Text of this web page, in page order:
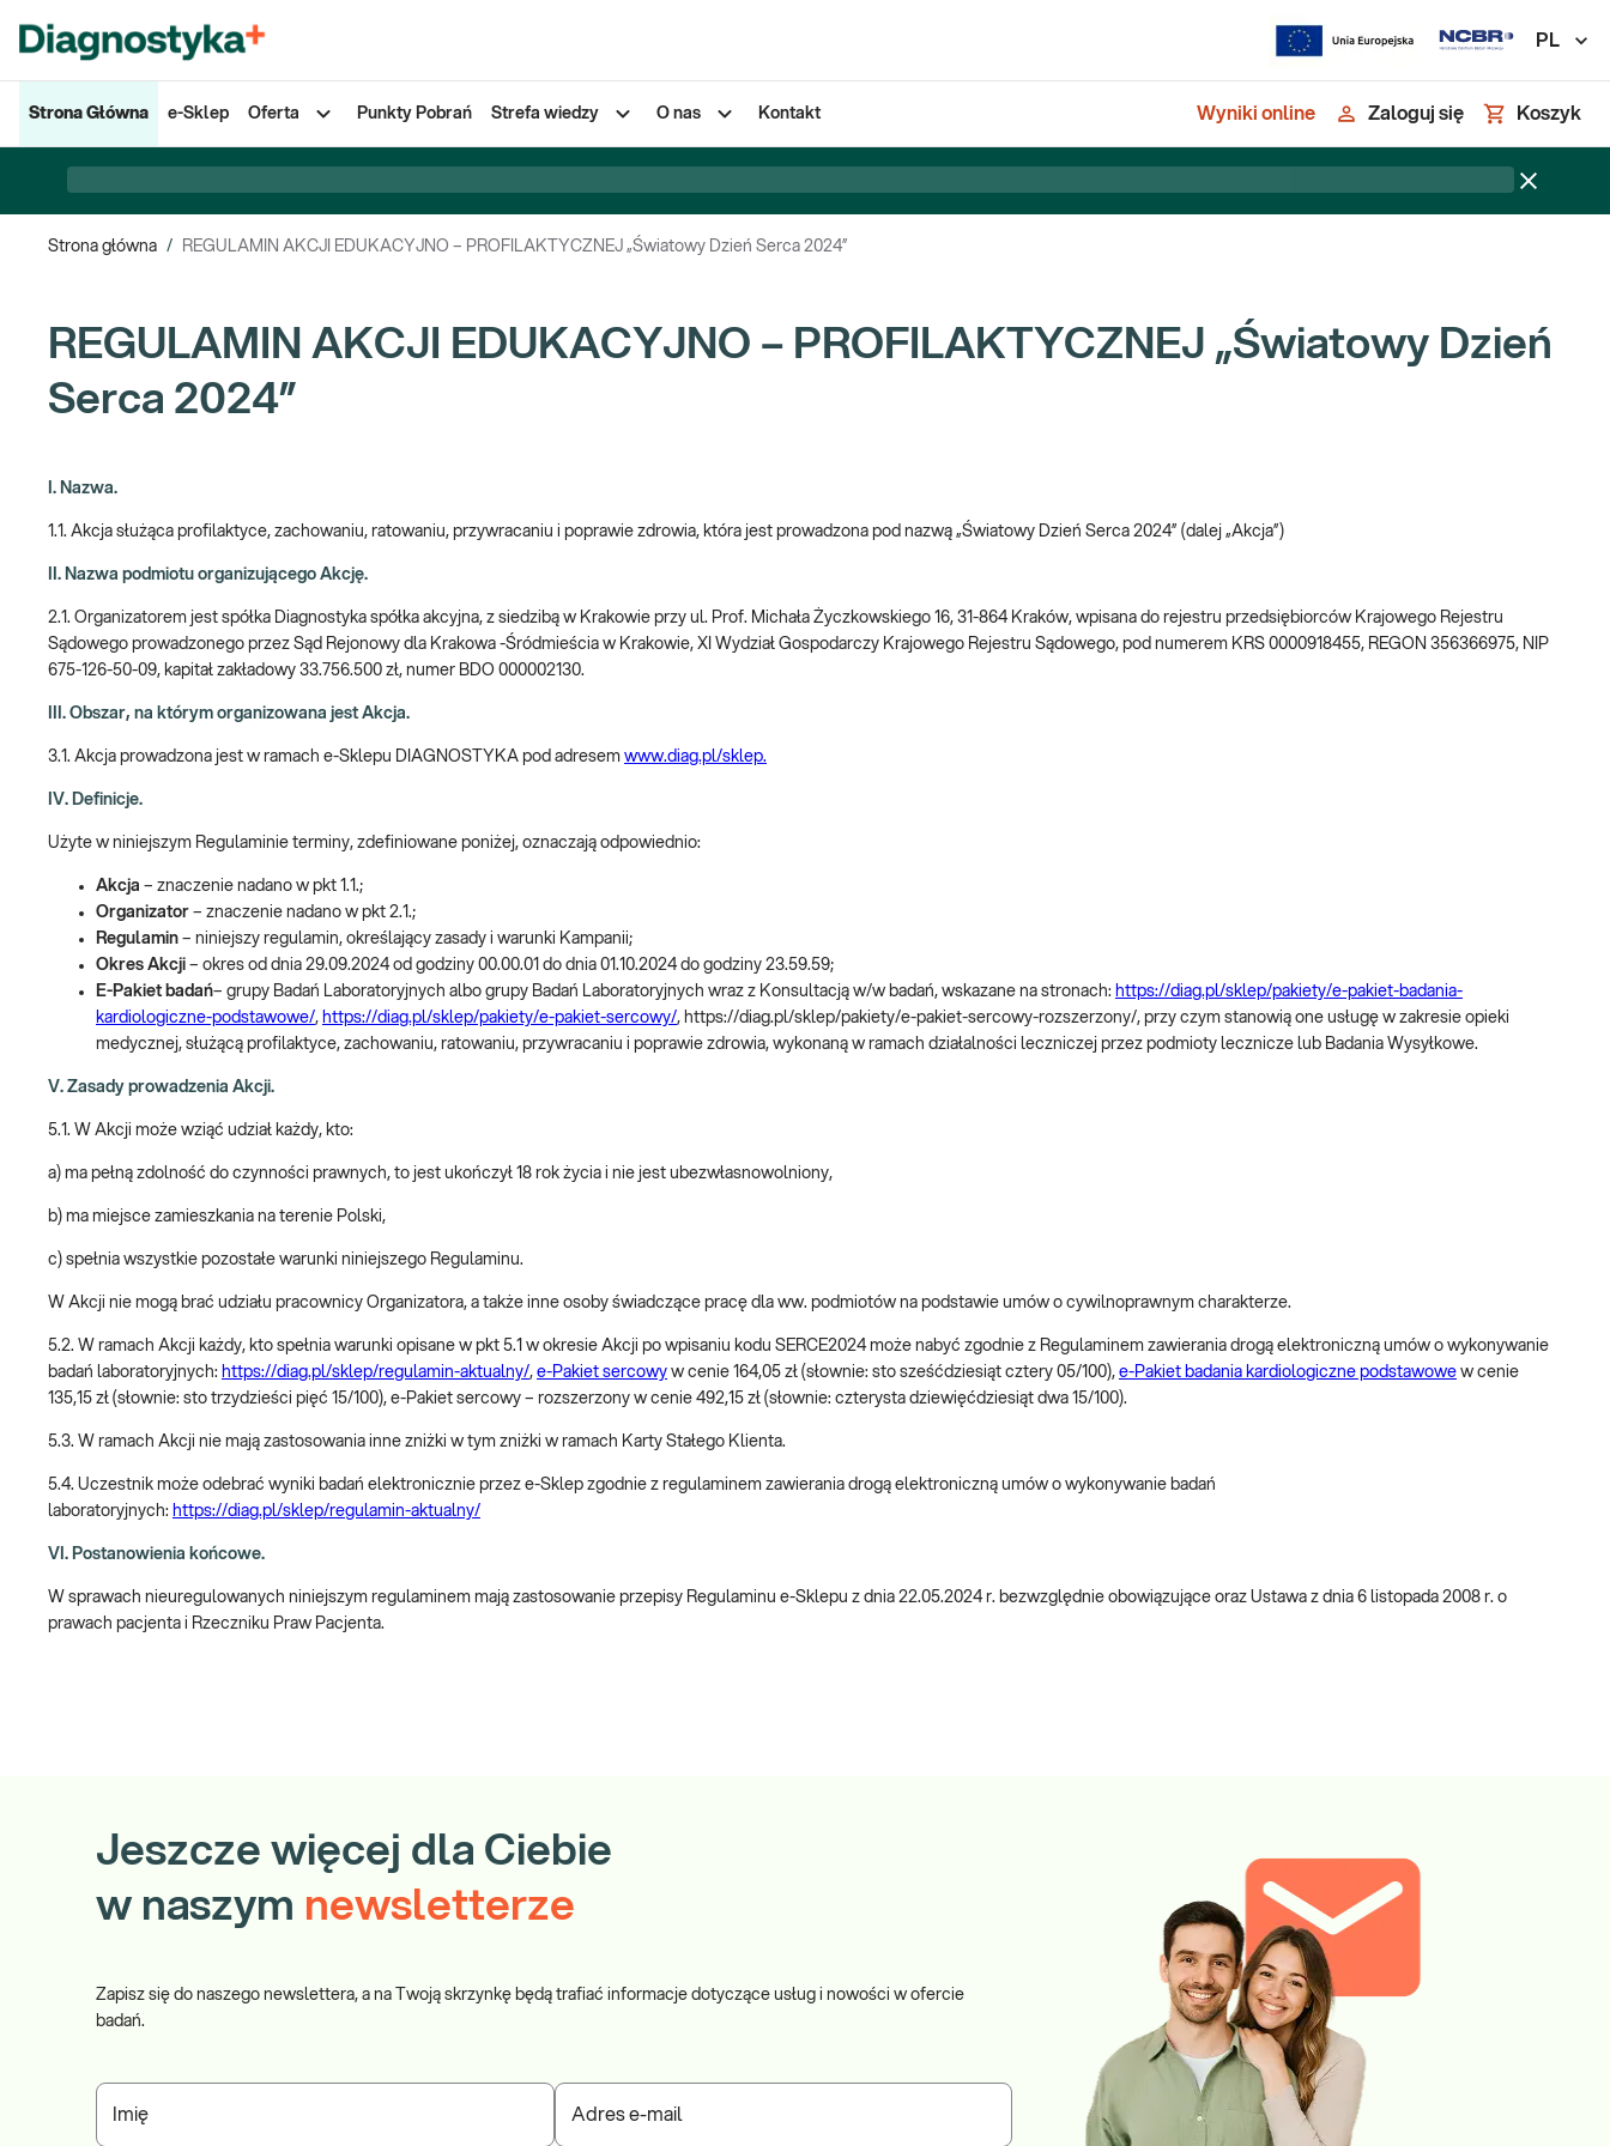
PL
Strona Główna e-Sklep Oferta Punkty Pobrań Strefa wiedzy O nas Kontakt Wyniki online Zaloguj się Koszyk
Strona główna / REGULAMIN AKCJI EDUKACYJNO – PROFILAKTYCZNEJ „Światowy Dzień Serca 2024”
REGULAMIN AKCJI EDUKACYJNO – PROFILAKTYCZNEJ „Światowy Dzień
Serca 2024”
I. Nazwa.
1.1. Akcja służąca profilaktyce, zachowaniu, ratowaniu, przywracaniu i poprawie zdrowia, która jest prowadzona pod nazwą „Światowy Dzień Serca 2024” (dalej „Akcja”)
II. Nazwa podmiotu organizującego Akcję.
2.1. Organizatorem jest spółka Diagnostyka spółka akcyjna, z siedzibą w Krakowie przy ul. Prof. Michała Życzkowskiego 16, 31-864 Kraków, wpisana do rejestru przedsiębiorców Krajowego Rejestru
Sądowego prowadzonego przez Sąd Rejonowy dla Krakowa -Śródmieścia w Krakowie, XI Wydział Gospodarczy Krajowego Rejestru Sądowego, pod numerem KRS 0000918455, REGON 356366975, NIP
675-126-50-09, kapitał zakładowy 33.756.500 zł, numer BDO 000002130.
III. Obszar, na którym organizowana jest Akcja.
3.1. Akcja prowadzona jest w ramach e-Sklepu DIAGNOSTYKA pod adresem www.diag.pl/sklep.
IV. Definicje.
Użyte w niniejszym Regulaminie terminy, zdefiniowane poniżej, oznaczają odpowiednio:
Akcja – znaczenie nadano w pkt 1.1.;
Organizator – znaczenie nadano w pkt 2.1.;
Regulamin – niniejszy regulamin, określający zasady i warunki Kampanii;
Okres Akcji – okres od dnia 29.09.2024 od godziny 00.00.01 do dnia 01.10.2024 do godziny 23.59.59;
E-Pakiet badań– grupy Badań Laboratoryjnych albo grupy Badań Laboratoryjnych wraz z Konsultacją w/w badań, wskazane na stronach: https://diag.pl/sklep/pakiety/e-pakiet-badania-
kardiologiczne-podstawowe/, https://diag.pl/sklep/pakiety/e-pakiet-sercowy/, https://diag.pl/sklep/pakiety/e-pakiet-sercowy-rozszerzony/, przy czym stanowią one usługę w zakresie opieki
medycznej, służącą profilaktyce, zachowaniu, ratowaniu, przywracaniu i poprawie zdrowia, wykonaną w ramach działalności leczniczej przez podmioty lecznicze lub Badania Wysyłkowe.
V. Zasady prowadzenia Akcji.
5.1. W Akcji może wziąć udział każdy, kto:
a) ma pełną zdolność do czynności prawnych, to jest ukończył 18 rok życia i nie jest ubezwłasnowolniony,
b) ma miejsce zamieszkania na terenie Polski,
c) spełnia wszystkie pozostałe warunki niniejszego Regulaminu.
W Akcji nie mogą brać udziału pracownicy Organizatora, a także inne osoby świadczące pracę dla ww. podmiotów na podstawie umów o cywilnoprawnym charakterze.
5.2. W ramach Akcji każdy, kto spełnia warunki opisane w pkt 5.1 w okresie Akcji po wpisaniu kodu SERCE2024 może nabyć zgodnie z Regulaminem zawierania drogą elektroniczną umów o wykonywanie
badań laboratoryjnych: https://diag.pl/sklep/regulamin-aktualny/, e-Pakiet sercowy w cenie 164,05 zł (słownie: sto sześćdziesiąt cztery 05/100), e-Pakiet badania kardiologiczne podstawowe w cenie
135,15 zł (słownie: sto trzydzieści pięć 15/100), e-Pakiet sercowy – rozszerzony w cenie 492,15 zł (słownie: czterysta dziewięćdziesiąt dwa 15/100).
5.3. W ramach Akcji nie mają zastosowania inne zniżki w tym zniżki w ramach Karty Stałego Klienta.
5.4. Uczestnik może odebrać wyniki badań elektronicznie przez e-Sklep zgodnie z regulaminem zawierania drogą elektroniczną umów o wykonywanie badań
laboratoryjnych: https://diag.pl/sklep/regulamin-aktualny/
VI. Postanowienia końcowe.
W sprawach nieuregulowanych niniejszym regulaminem mają zastosowanie przepisy Regulaminu e-Sklepu z dnia 22.05.2024 r. bezwzględnie obowiązujące oraz Ustawa z dnia 6 listopada 2008 r. o
prawach pacjenta i Rzeczniku Praw Pacjenta.
Jeszcze więcej dla Ciebie
w naszym newsletterze
Zapisz się do naszego newslettera, a na Twoją skrzynkę będą trafiać informacje dotyczące usług i nowości w ofercie
badań.
Imię Adres e-mail